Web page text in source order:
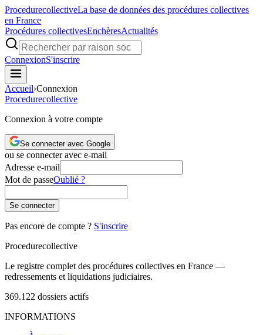
ProcedurecollectiveLa base de données des procédures collectives
en France
Procédures collectivesEnchèresActualités
ConnexionS'inscrire
Accueil›Connexion
Procedurecollective
Connexion à votre compte
Se connecter avec Google
ou se connecter avec e-mail
Adresse e-mail
Mot de passeOublié ?
Se connecter
Pas encore de compte ? S'inscrire
Procedurecollective
Le registre complet des procédures collectives en France —
redressements et liquidations judiciaires.
369.122 dossiers actifs
INFORMATIONS